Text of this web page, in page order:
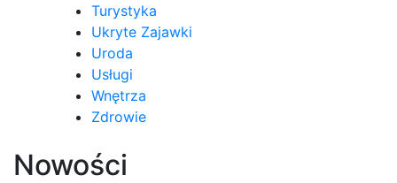
Turystyka
Ukryte Zajawki
Uroda
Usługi
Wnętrza
Zdrowie
Nowości